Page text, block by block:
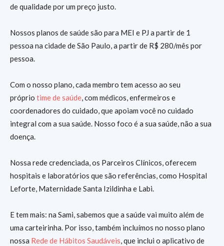
de qualidade por um preço justo.
Nossos planos de saúde são para MEI e PJ a partir de 1
pessoa na cidade de São Paulo, a partir de R$ 280/mês por
pessoa.
Com o nosso plano, cada membro tem acesso ao seu
próprio time de saúde, com médicos, enfermeiros e
coordenadores do cuidado, que apoiam você no cuidado
integral com a sua saúde. Nosso foco é a sua saúde, não a sua
doença.
Nossa rede credenciada, os Parceiros Clínicos, oferecem
hospitais e laboratórios que são referências, como Hospital
Leforte, Maternidade Santa Izildinha e Labi.
E tem mais: na Sami, sabemos que a saúde vai muito além de
uma carteirinha. Por isso, também incluímos no nosso plano
nossa Rede de Hábitos Saudáveis, que inclui o aplicativo de